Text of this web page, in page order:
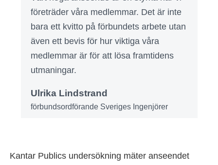
företräder våra medlemmar. Det är inte
bara ett kvitto på förbundets arbete utan
även ett bevis för hur viktiga våra
medlemmar är för att lösa framtidens
utmaningar.
Ulrika Lindstrand
förbundsordförande Sveriges Ingenjörer
Kantar Publics undersökning mäter anseendet